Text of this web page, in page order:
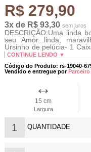
R$ 279,90
3x de R$ 93,30 sem juros
DESCRIÇÃO:Uma linda
seu Amor...linda,
Ursinho de pelúcia- 1
CONTINUE LENDO ▼
Código do Produto: rs-19040-
Vendido e entregue por
15 cm
Largura
1 QUANTIDADE